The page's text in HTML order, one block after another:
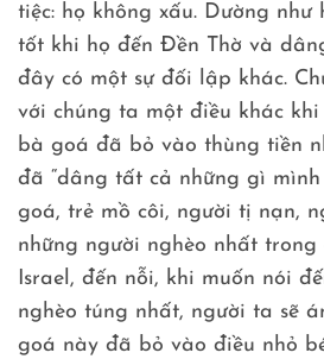
tiệc: họ không xấu. Dường
tốt khi họ đến Đền Thờ và
đây có một sự đối lập khác.
với chúng ta một điều khác
bà goá đã bỏ vào thùng tiền
đã “dâng tất cả những gì mình
goá, trẻ mồ côi, người tị nạn,
những người nghèo nhất
Israel, đến nỗi, khi muốn nói
nghèo túng nhất, người ta sẽ
goá này đã bỏ vào điều nhỏ